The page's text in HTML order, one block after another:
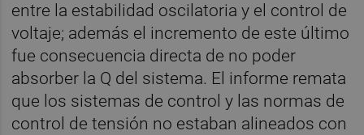
entre la estabilidad oscilatoria y el control de
voltaje; además el incremento de este último
fue consecuencia directa de no poder
absorber la Q del sistema. El informe remata
que los sistemas de control y las normas de
control de tensión no estaban alineados con